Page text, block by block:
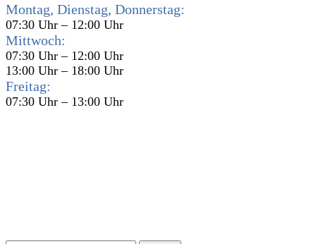
Montag, Dienstag, Donnerstag:
07:30 Uhr – 12:00 Uhr
Mittwoch:
07:30 Uhr – 12:00 Uhr
13:00 Uhr – 18:00 Uhr
Freitag:
07:30 Uhr – 13:00 Uhr